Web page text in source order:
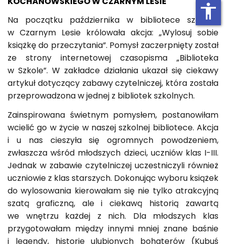
Na początku października w bibliotece szkolnej
w Czarnym Lesie królowała akcja: „Wylosuj sobie
książkę do przeczytania”. Pomysł zaczerpnięty został
ze strony internetowej czasopisma „Biblioteka
w Szkole”. W zakładce działania ukazał się ciekawy
artykuł dotyczący zabawy czytelniczej, która została
przeprowadzona w jednej z bibliotek szkolnych.
Zainspirowana świetnym pomysłem, postanowiłam
wcielić go w życie w naszej szkolnej bibliotece. Akcja
i u nas cieszyła się ogromnych powodzeniem,
zwłaszcza wśród młodszych dzieci, uczniów klas I-III.
Jednak w zabawie czytelniczej uczestniczyli również
uczniowie z klas starszych. Dokonując wyboru książek
do wylosowania kierowałam się nie tylko atrakcyjną
szatą graficzną, ale i ciekawą historią zawartą
we wnętrzu każdej z nich. Dla młodszych klas
przygotowałam między innymi mniej znane baśnie
i legendy, historie ulubionych bohaterów (Kubuś
accessibility